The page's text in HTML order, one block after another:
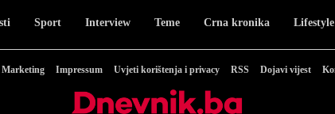
Sport Interview Teme Crna kronika Lifestyle
Marketing Impressum Uvjeti korištenja i privacy RSS Dojavi vijest